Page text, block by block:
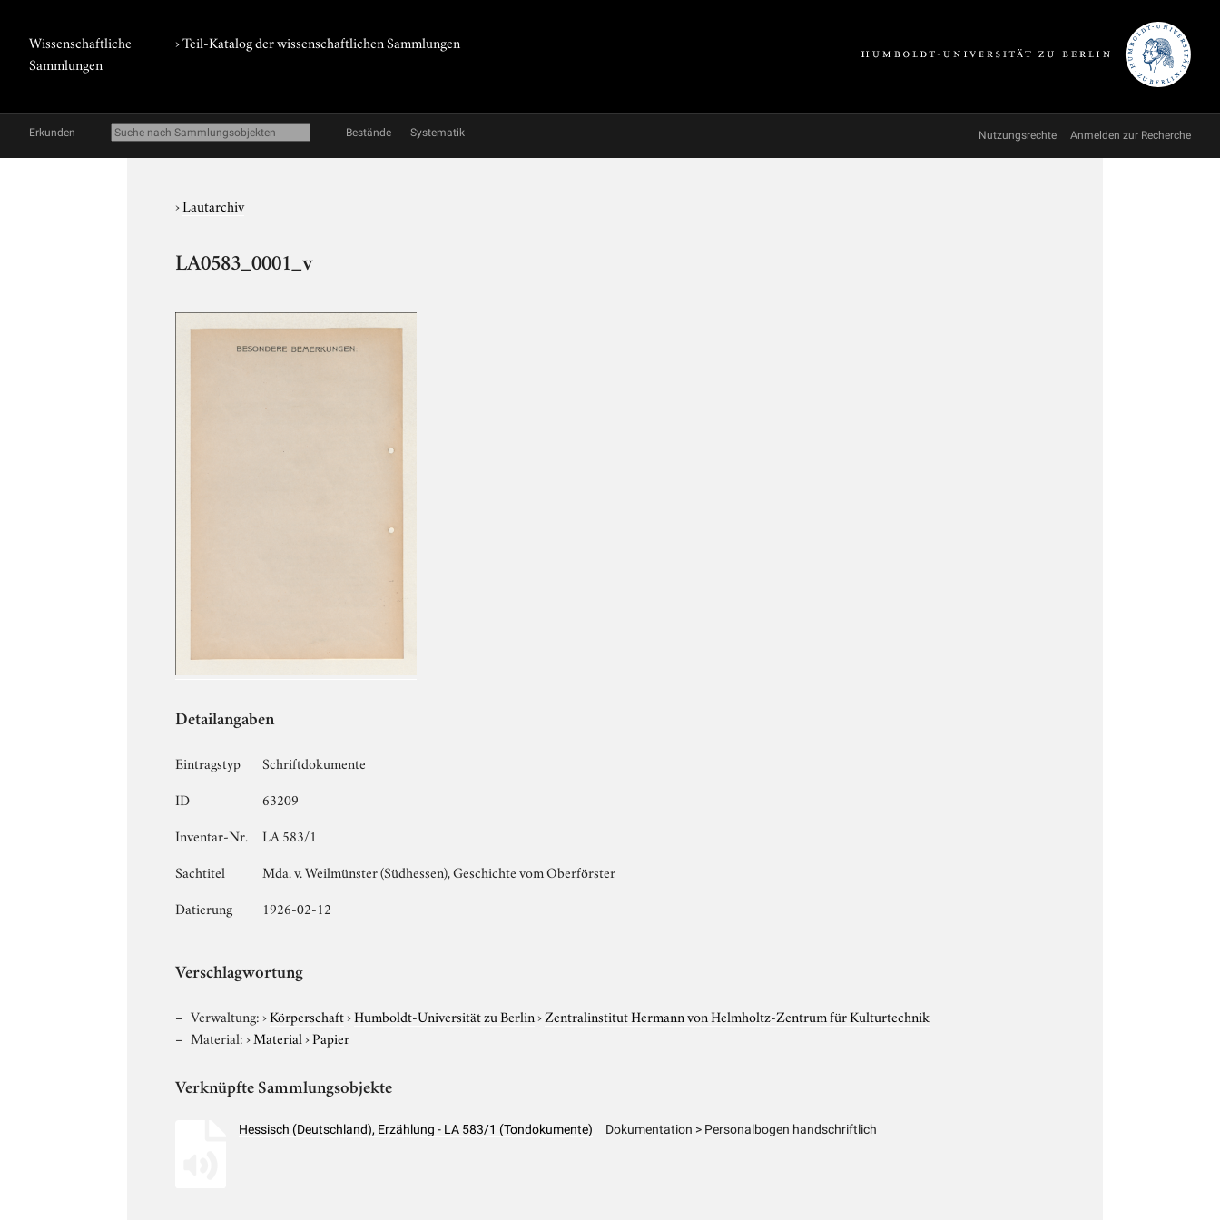
Wissenschaftliche
Sammlungen
› Teil-Katalog der wissenschaftlichen Sammlungen
Erkunden Bestände Systematik Nutzungsrechte Anmelden zur Recherche
›Lautarchiv
LA0583_0001_v
Detailangaben
Eintragstyp
Schriftdokumente
ID
63209
Inventar-Nr.
LA 583/1
Sachtitel
Mda. v. Weilmünster (Südhessen), Geschichte vom Oberförster
Datierung
1926-02-12
Verschlagwortung
Verwaltung:›Körperschaft›Humboldt-Universität zu Berlin›Zentralinstitut Hermann von Helmholtz-Zentrum für Kulturtechnik
Material:›Material›Papier
Verknüpfte Sammlungsobjekte
Hessisch (Deutschland), Erzählung - LA 583/1 (Tondokumente) Dokumentation > Personalbogen handschriftlich